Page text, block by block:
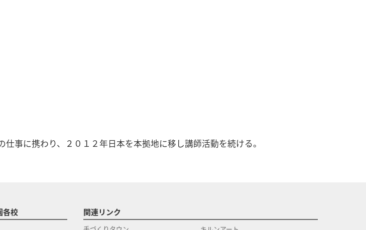
事に携わり、２０１２年日本を本拠地に移し講師活動を続ける。
各校 関連リンク